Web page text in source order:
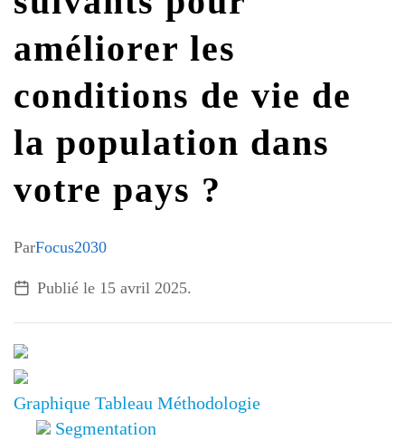
G7 / G20
TOUS LES THÈMES
VIDÉOS
améliorer les
conditions de vie de
la population dans
votre pays ?
ParFocus2030
Publié le 15 avril 2025.
Graphique Tableau Méthodologie
Segmentation